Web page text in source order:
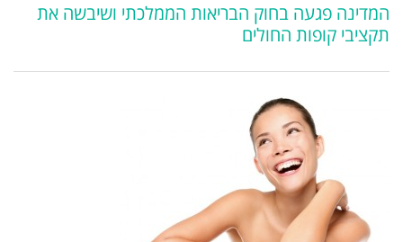
המדינה פגעה בחוק הבריאות הממלכתי ושיבשה את
תקציבי קופות החולים